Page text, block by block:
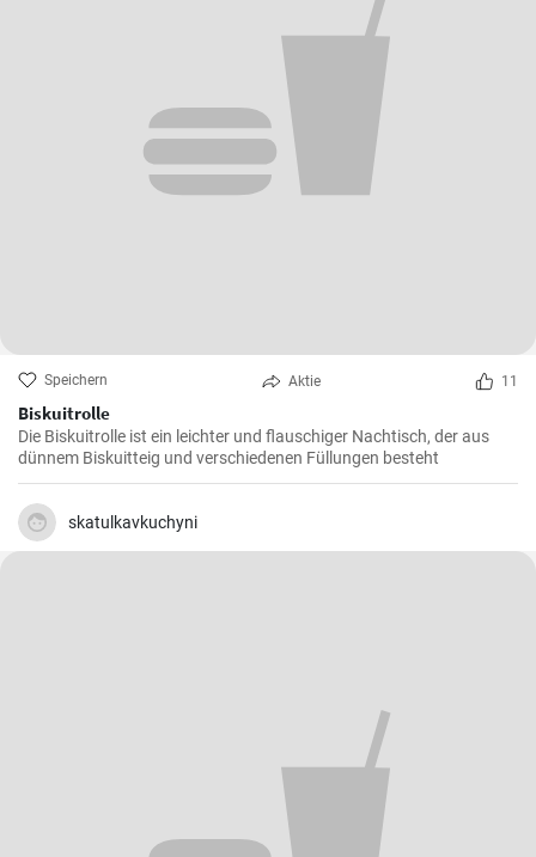
Speichern Aktie 11
Biskuitrolle
Die Biskuitrolle ist ein leichter und flauschiger Nachtisch, der aus
dünnem Biskuitteig und verschiedenen Füllungen besteht
skatulkavkuchyni